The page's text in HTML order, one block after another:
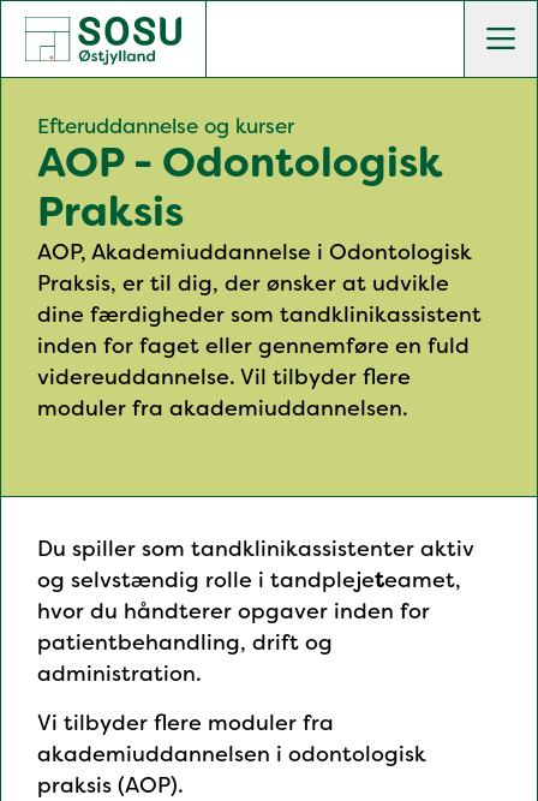
SOSU Østjylland | Gør dig klogere på livet
Efteruddannelse og kurser
AOP - Odontologisk
Praksis
AOP, Akademiuddannelse i Odontologisk
Praksis, er til dig, der ønsker at udvikle
dine færdigheder som tandklinikassistent
inden for faget eller gennemføre en fuld
videreuddannelse. Vil tilbyder flere
moduler fra akademiuddannelsen.
Du spiller som tandklinikassistenter aktiv
og selvstændig rolle i tandplejeteamet,
hvor du håndterer opgaver inden for
patientbehandling, drift og
administration.
Vi tilbyder flere moduler fra
akademiuddannelsen i odontologisk
praksis (AOP).